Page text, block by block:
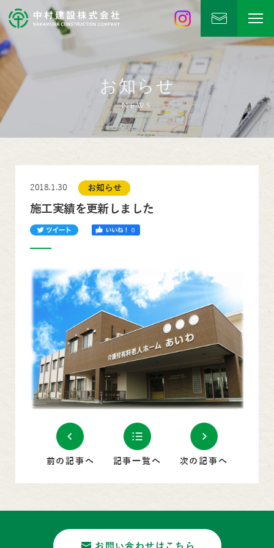
中村建設
公式Instagram
お知らせ
NEWS
2018.1.30 お知らせ
施工実績を更新しました
前の記事へ 記事一覧へ 次の記事へ